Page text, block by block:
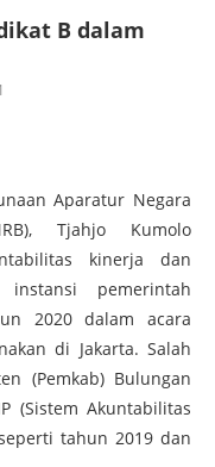
B dalam
Aparatur Negara
Tjahjo Kumolo
kinerja dan
instansi pemerintah
2020 dalam acara
di Jakarta. Salah
(Pemkab) Bulungan
(Sistem Akuntabilitas
tahun 2019 dan